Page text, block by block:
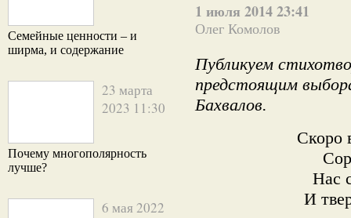
Семейные ценности – и
ширма, и содержание
23 марта
2023 11:30
Почему многополярность
лучше?
6 мая 2022
1 июля 2014 23:41
Олег Комолов
Публикуем
предстоящим
Бахвалов.
Скоро
Нас
И